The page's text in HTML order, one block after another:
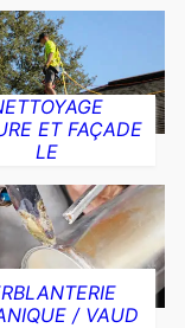
ET FAÇADE
LE
/ VAUD